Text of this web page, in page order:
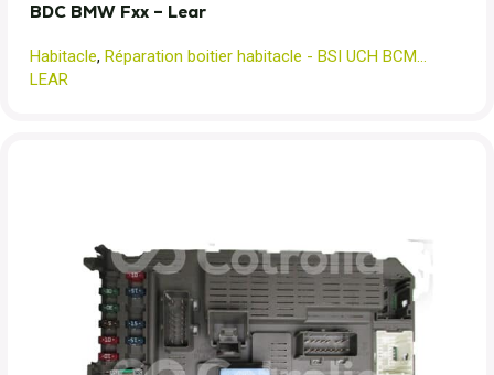
BDC BMW Fxx – Lear
Habitacle, Réparation boitier habitacle - BSI UCH BCM...
LEAR